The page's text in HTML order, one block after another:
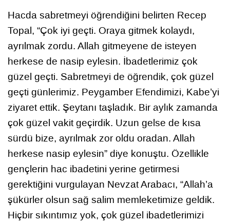
Hacda sabretmeyi öğrendiğini belirten Recep
Topal, “Çok iyi geçti. Oraya gitmek kolaydı,
ayrılmak zordu. Allah gitmeyene de isteyen
herkese de nasip eylesin. İbadetlerimiz çok
güzel geçti. Sabretmeyi de öğrendik, çok güzel
geçti günlerimiz. Peygamber Efendimizi, Kabe’yi
ziyaret ettik. Şeytanı taşladık. Bir aylık zamanda
çok güzel vakit geçirdik. Uzun gelse de kısa
sürdü bize, ayrılmak zor oldu oradan. Allah
herkese nasip eylesin” diye konuştu. Özellikle
gençlerin hac ibadetini yerine getirmesi
gerektiğini vurgulayan Nevzat Arabacı, “Allah’a
şükürler olsun sağ salim memleketimize geldik.
Hiçbir sıkıntımız yok, çok güzel ibadetlerimizi